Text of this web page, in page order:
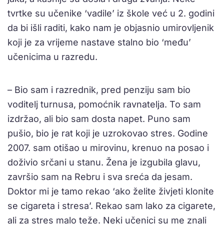
tvrtke su učenike ‘vadile’ iz škole već u 2. godini
da bi išli raditi, kako nam je objasnio umirovljenik
koji je za vrijeme nastave stalno bio ‘među’
učenicima u razredu.
– Bio sam i razrednik, pred penziju sam bio
voditelj turnusa, pomoćnik ravnatelja. To sam
izdržao, ali bio sam dosta napet. Puno sam
pušio, bio je rat koji je uzrokovao stres. Godine
2007. sam otišao u mirovinu, krenuo na posao i
doživio srčani u stanu. Žena je izgubila glavu,
završio sam na Rebru i sva sreća da jesam.
Doktor mi je tamo rekao ‘ako želite živjeti klonite
se cigareta i stresa’. Rekao sam lako za cigarete,
ali za stres malo teže. Neki učenici su me znali